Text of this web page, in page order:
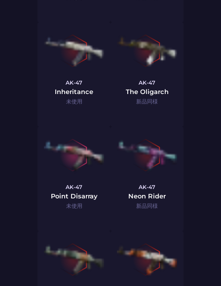
AK-47
Inheritance
未使用
AK-47
The Oligarch
新品同様
AK-47
Point Disarray
未使用
AK-47
Neon Rider
新品同様